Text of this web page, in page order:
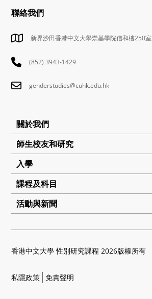
聯絡我們
新界沙田香港中文大學崇基學院信和樓250室
(852) 3943-1429
genderstudies@cuhk.edu.hk
關於我們
師生校友和研究
入學
課程及科目
活動與新聞
香港中文大學 性別研究課程 2026版權所有
私隱政策 免責聲明